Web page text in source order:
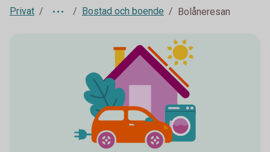
Privat Bostad och boende Bolåneresan